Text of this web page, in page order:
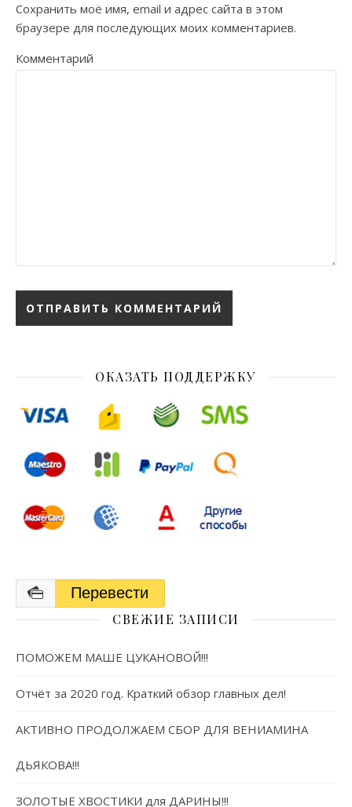
Сохранить моё имя, email и адрес сайта в этом
браузере для последующих моих комментариев.
Комментарий
ОКАЗАТЬ ПОДДЕРЖКУ
Перевести
СВЕЖИЕ ЗАПИСИ
ПОМОЖЕМ МАШЕ ЦУКАНОВОЙ!!!
Отчёт за 2020 год. Краткий обзор главных дел!
АКТИВНО ПРОДОЛЖАЕМ СБОР ДЛЯ ВЕНИАМИНА
ДЬЯКОВА!!!
ЗОЛОТЫЕ ХВОСТИКИ для ДАРИНЫ!!!